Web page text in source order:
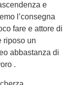
e
l’consegna
fare e attore di
riposo un
abbastanza di
.